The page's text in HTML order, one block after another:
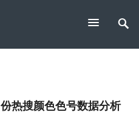
热搜颜色色号数据分析